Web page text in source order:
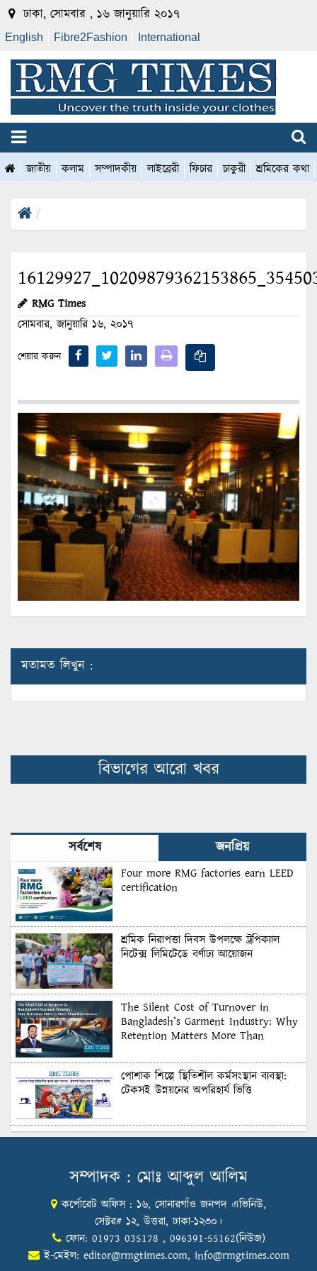
ঢাকা, সোমবার , ১৬ জানুয়ারি ২০১৭
English Fibre2Fashion International
জাতীয় কলাম সম্পাদকীয় লাইব্রেরী ফিচার চাকুরী শ্রমিকের কথা
RMG Times
সোমবার, জানুয়ারি ১৬, ২০১৭
শেয়ার করুন
মতামত লিখুন :
বিভাগের আরো খবর
সর্বশেষ জনপ্রিয়
Four more RMG factories earn LEED
certification
শ্রমিক নিরাপত্তা দিবস উপলক্ষে ট্রপিক্যাল
নিটেক্স লিমিটেডে বর্ণাঢ্য আয়োজন
The Silent Cost of Turnover in
Bangladesh’s Garment Industry: Why
Retention Matters More Than
পোশাক শিল্পে স্থিতিশীল কর্মসংস্থান ব্যবস্থা:
টেকসই উন্নয়নের অপরিহার্য ভিত্তি
শুল্কের দেয়াল ভাঙার সুযোগ: মার্কিন বাজারে
Honoring Excellence: Texstream
Fashion Ltd. Rewards Best Workers–
2026
সম্পাদক : মোঃ আব্দুল আলিম
কর্পোরেট অফিস : ১৬, সোনারগাঁও জনপদ এভিনিউ,
সেক্টর# ১২, উত্তরা, ঢাকা-১২৩০।
ফোন: 01973 035178 , 096391-55162(নিউজ)
ই-মেইল: editor@rmgtimes.com, info@rmgtimes.com